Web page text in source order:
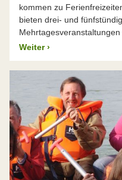
kommen zu
bieten drei- und
Weiter ›